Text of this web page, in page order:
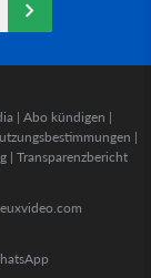
| Abo kündigen |
|
| Transparenzbericht